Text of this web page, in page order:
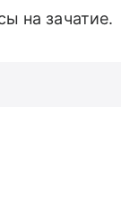
на зачатие.